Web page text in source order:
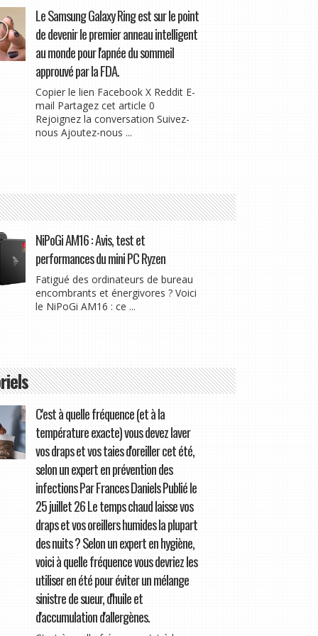
Le Samsung Galaxy Ring est sur le point
de devenir le premier anneau intelligent
au monde pour l'apnée du sommeil
approuvé par la FDA.
Copier le lien Facebook X Reddit E-
mail Partagez cet article 0
Rejoignez la conversation Suivez-
nous Ajoutez-nous ...
NiPoGi AM16 : Avis, test et
performances du mini PC Ryzen
Fatigué des ordinateurs de bureau
encombrants et énergivores ? Voici
le NiPoGi AM16 : ce ...
C'est à quelle fréquence (et à la
température exacte) vous devez laver
vos draps et vos taies d'oreiller cet été,
selon un expert en prévention des
infections Par Frances Daniels Publié le
25 juillet 26 Le temps chaud laisse vos
draps et vos oreillers humides la plupart
des nuits ? Selon un expert en hygiène,
voici à quelle fréquence vous devriez les
utiliser en été pour éviter un mélange
sinistre de sueur, d'huile et
d'accumulation d'allergènes.